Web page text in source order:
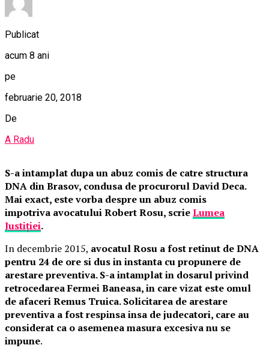
Publicat
acum 8 ani
pe
februarie 20, 2018
De
A Radu
S-a intamplat dupa un abuz comis de catre structura
DNA din Brasov, condusa de procurorul David Deca.
Mai exact, este vorba despre un abuz comis
impotriva avocatului Robert Rosu, scrieLumea
Justiției.
In decembrie 2015, avocatul Rosu a fost retinut de DNA
pentru 24 de ore si dus in instanta cu propunere de
arestare preventiva. S-a intamplat in dosarul privind
retrocedarea Fermei Baneasa, in care vizat este omul
de afaceri Remus Truica. Solicitarea de arestare
preventiva a fost respinsa insa de judecatori, care au
considerat ca o asemenea masura excesiva nu se
impune.